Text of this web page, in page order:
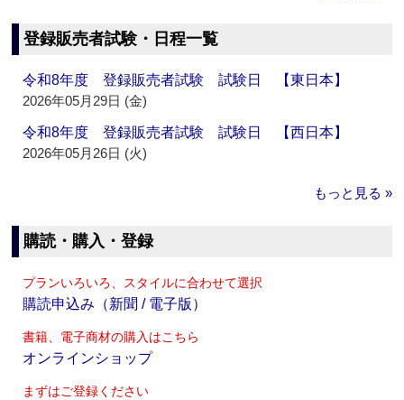
登録販売者試験・日程一覧
令和8年度 登録販売者試験 試験日 【東日本】
2026年05月29日 (金)
令和8年度 登録販売者試験 試験日 【西日本】
2026年05月26日 (火)
もっと見る »
購読・購入・登録
プランいろいろ、スタイルに合わせて選択
購読申込み（新聞 / 電子版）
書籍、電子商材の購入はこちら
オンラインショップ
まずはご登録ください